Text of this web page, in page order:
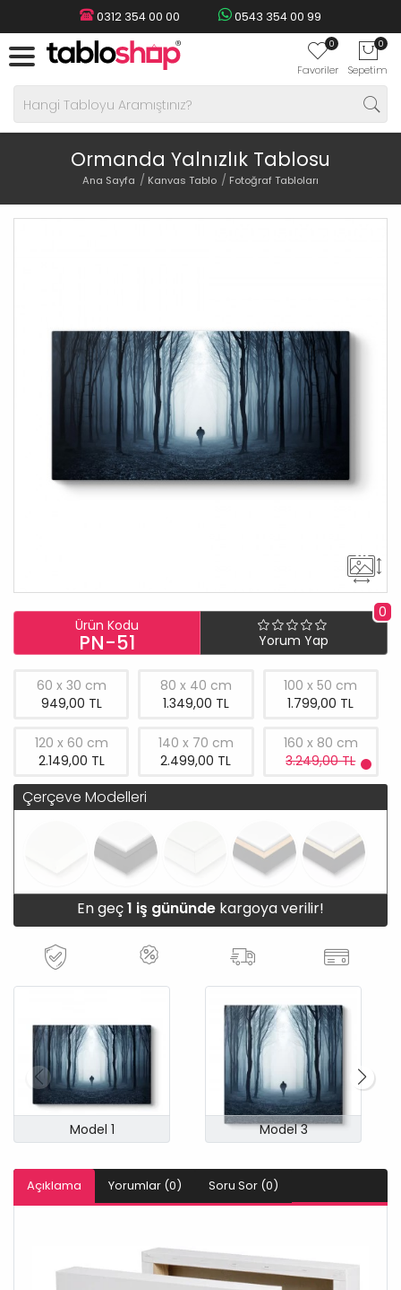
0312 354 00 00 0543 354 00 99
0
Favoriler
0
Sepetim
Ormanda Yalnızlık Tablosu
Ana Sayfa Kanvas Tablo Fotoğraf Tabloları
Ürün Kodu
PN-51
0
Yorum Yap
60 x 30 cm
949,00 TL
80 x 40 cm
1.349,00 TL
100 x 50 cm
1.799,00 TL
120 x 60 cm
2.149,00 TL
140 x 70 cm
2.499,00 TL
160 x 80 cm
3.249,00 TL
Çerçeve Modelleri
En geç1 iş gününde kargoya verilir!
Model 1 Model 3
Açıklama Yorumlar (0) Soru Sor (0)